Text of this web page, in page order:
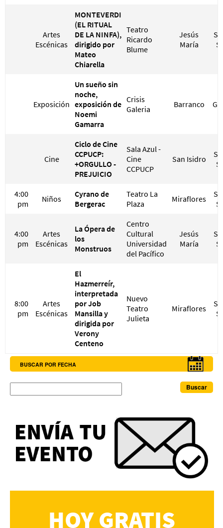
Artes
Escénicas
MONTEVERDI
(EL RITUAL
DE LA NINFA),
dirigido por
Mateo
Chiarella
Teatro
Ricardo
Blume
Jesús
María
S/
Exposición
Un sueño sin
noche,
exposición de
Noemi
Gamarra
Crisis
Galeria
Barranco
Cine
Ciclo de Cine
CCPUCP:
+ORGULLO -
PREJUICIO
Sala Azul -
Cine
CCPUCP
San Isidro
S/
4:00
pm
Niños
Cyrano de
Bergerac
Teatro La
Plaza
Miraflores
S/
4:00
pm
Artes
Escénicas
La Ópera de
los
Monstruos
Centro
Cultural
Universidad
del Pacífico
Jesús
María
S/
8:00
pm
Artes
Escénicas
El
Hazmerreír,
interpretada
por Job
Mansilla y
dirigida por
Verony
Centeno
Nuevo
Teatro
Julieta
Miraflores
S/
BUSCAR POR FECHA
HOY GRATIS